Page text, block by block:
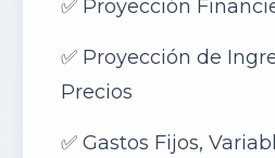
✅ Proyección
✅ Proyección de
Precios
✅ Gastos Fijos,